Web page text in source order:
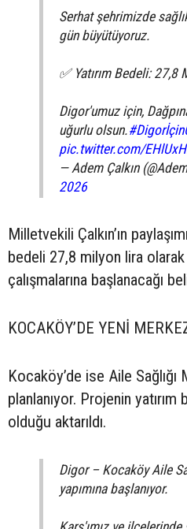
Serhat şehrimizde
gün büyütüyoruz.
✅ Yatırım Bedeli: 27,8
Digor'umuz için,
uğurlu olsun.
pic.twitter.com/
— Adem Çalkın
2026
Milletvekili Çalkın’ın
bedeli 27,8 milyon lira olarak
çalışmalarına başlanacağı
KOCAKÖY’DE YENİ
Kocaköy’de ise Aile Sağlığı
planlanıyor. Projenin
olduğu aktarıldı.
Digor – Kocaköy Aile
yapımına başlanıyor.